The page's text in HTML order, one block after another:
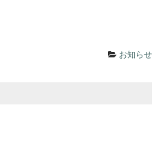
お知らせ